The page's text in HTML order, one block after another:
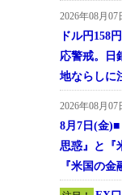
2026年08月
ドル円158
応警戒。日
地ならしに
2026年08月
8月7日(金
思惑』と『
『米国の